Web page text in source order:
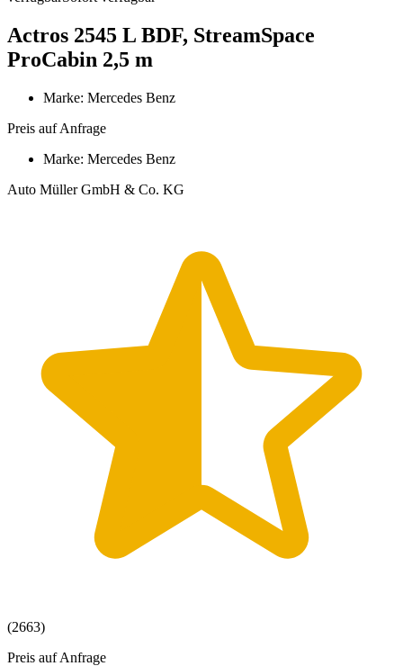
Actros 2545 L BDF, StreamSpace
ProCabin 2,5 m
Marke: Mercedes Benz
Preis auf Anfrage
Marke: Mercedes Benz
Auto Müller GmbH & Co. KG
(2663)
Preis auf Anfrage